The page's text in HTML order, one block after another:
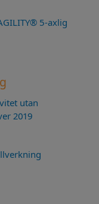
5-axlig
utan
2019